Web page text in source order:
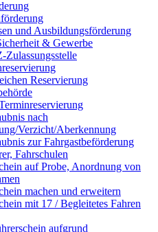
und Ausbildungsförderung
& Gewerbe
Reservierung
nach
Verzicht/Aberkennung
zur Fahrgastbeförderung
Fahrschulen
auf Probe, Anordnung von
machen und erweitern
mit 17 / Begleitetes Fahren
aufgrund